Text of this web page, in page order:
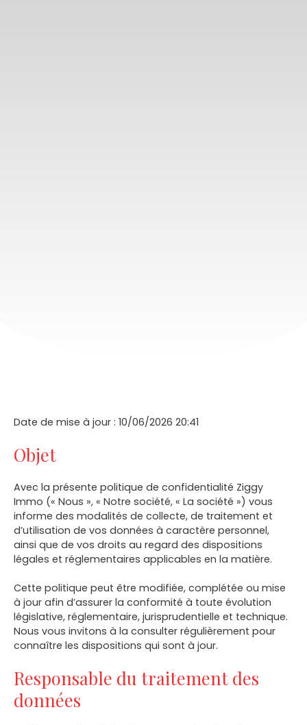
Date de mise à jour : 10/06/2026 20:41
Objet
Avec la présente politique de confidentialité Ziggy
Immo (« Nous », « Notre société, « La société ») vous
informe des modalités de collecte, de traitement et
d’utilisation de vos données à caractère personnel,
ainsi que de vos droits au regard des dispositions
légales et réglementaires applicables en la matière.
Cette politique peut être modifiée, complétée ou mise
à jour afin d’assurer la conformité à toute évolution
législative, réglementaire, jurisprudentielle et technique.
Nous vous invitons à la consulter régulièrement pour
connaître les dispositions qui sont à jour.
Responsable du traitement des
données